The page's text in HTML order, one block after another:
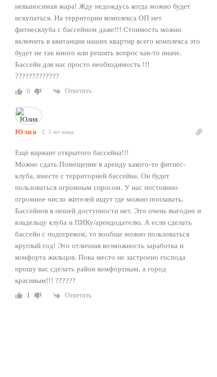
невыносимая жара! Жду недождусь когда можно будет
искупаться. На территории комплекса ОП нет
фитнесклуба с бассейном даже!!! Стоимость можно
включить в квитанции наших квартир всего комплекса это
будет не так много или решить вопрос как-то иначе.
Бассейн для нас просто необходимость !!!
?????????????
0 Ответить
Юлия 5 лет назад
Ещё вариант открытого бассейна!!!
Можно сдать Помещение в аренду какого-то фитнес-
клуба, вместе с территорией бассейна. Он будет
пользоваться огромным спросом. У нас постоянно
огромное число жителей ищут где можно поплавать.
Бассейнов в пешей доступности нет. Это очень выгодно и
владельцу клуба и ПИКу/арендодателю. А если сделать
бассейн с подогревом, то вообще можно пользоваться
круглый год! Это отличная возможность заработка и
комфорта жильцов. Пока место не застроено господа
прошу вас сделать район комфортным, а город
красивым!!! ??????
1 Ответить